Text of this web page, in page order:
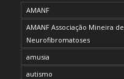
AMANF
AMANF Associação Mineira
Neurofibromatoses
amusia
autismo